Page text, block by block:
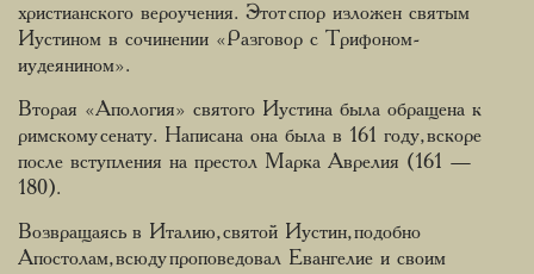
христианского вероучения. Этот спор изложен святым
Иустином в сочинении «Разговор с Трифоном-
иудеянином».
Вторая «Апология» святого Иустина была обращена к
римскому сенату. Написана она была в 161 году, вскоре
после вступления на престол Марка Аврелия (161 —
180).
Возвращаясь в Италию, святой Иустин, подобно
Апостолам, всюду проповедовал Евангелие и своим